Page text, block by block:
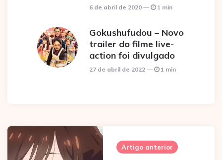
6 de abril de 2020 1 min
Gokushufudou – Novo
trailer do filme live-
action foi divulgado
27 de abril de 2022 1 min
Post
navigation
Artigo anterior